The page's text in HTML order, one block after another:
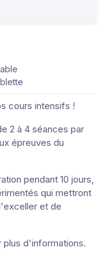
cours intensifs !
2 à 4 séances par
épreuves du
pendant 10 jours,
qui mettront
et de
d'informations.